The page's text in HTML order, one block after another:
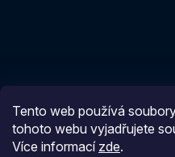
Tento web používá
tohoto webu vyjadřujete
Více informací zde.